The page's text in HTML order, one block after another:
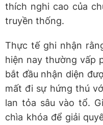
thích nghi cao của
truyền thống.
Thực tế ghi nhận
hiện nay thường vấp
bắt đầu nhận diện
mất đi sự hứng thú
lan tỏa sâu vào tổ.
chìa khóa để giải